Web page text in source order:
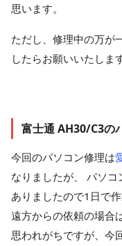
思います。
ただし、修理中の万が
したらお願いいたします
富士通 AH30/C3の
今回のパソコン修理は
なりましたが、 パソ
ありましたので1日で
遠方からの依頼の場合
思われがちですが、今